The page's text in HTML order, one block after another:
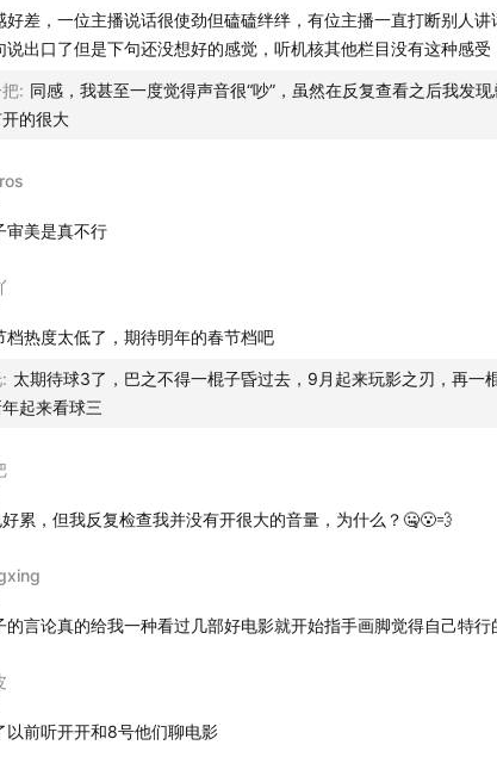
好差，一位主播说话很使劲但磕磕绊绊，有位主播一直打断别人讲
说出口了但是下句还没想好的感觉，听机核其他栏目没有这种感受
: 同感，我甚至一度觉得声音很“吵”，虽然在反复查看之后我发
的很大
审美是真不行
档热度太低了，期待明年的春节档吧
: 太期待球3了，巴之不得一棍子昏过去，9月起来玩影之刃，再一
起来看球三
好累，但我反复检查我并没有开很大的音量，为什么？🤐😮‍💨
的言论真的给我一种看过几部好电影就开始指手画脚觉得自己特行
以前听开开和8号他们聊电影